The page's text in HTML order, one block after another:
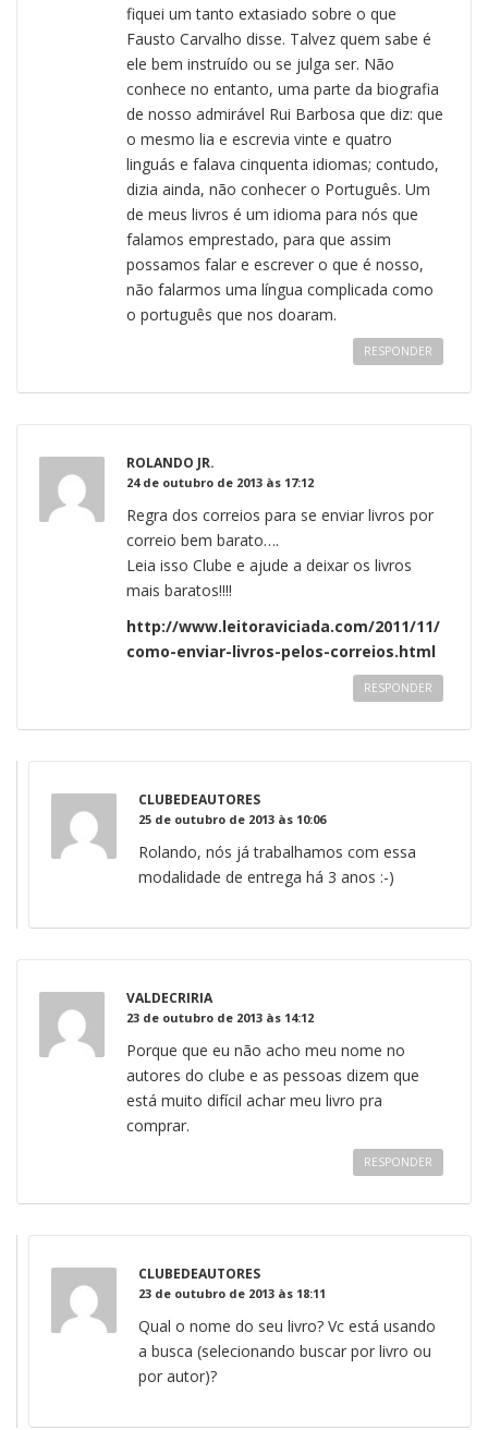
fiquei um tanto extasiado sobre o que
Fausto Carvalho disse. Talvez quem sabe é
ele bem instruído ou se julga ser. Não
conhece no entanto, uma parte da biografia
de nosso admirável Rui Barbosa que diz: que
o mesmo lia e escrevia vinte e quatro
linguás e falava cinquenta idiomas; contudo,
dizia ainda, não conhecer o Português. Um
de meus livros é um idioma para nós que
falamos emprestado, para que assim
possamos falar e escrever o que é nosso,
não falarmos uma língua complicada como
o português que nos doaram.
RESPONDER
ROLANDO JR.
24 de outubro de 2013 às 17:12
Regra dos correios para se enviar livros por
correio bem barato….
Leia isso Clube e ajude a deixar os livros
mais baratos!!!!
http://www.leitoraviciada.com/2011/11/
como-enviar-livros-pelos-correios.html
RESPONDER
CLUBEDEAUTORES
25 de outubro de 2013 às 10:06
Rolando, nós já trabalhamos com essa
modalidade de entrega há 3 anos :-)
VALDECRIRIA
23 de outubro de 2013 às 14:12
Porque que eu não acho meu nome no
autores do clube e as pessoas dizem que
está muito difícil achar meu livro pra
comprar.
RESPONDER
CLUBEDEAUTORES
23 de outubro de 2013 às 18:11
Qual o nome do seu livro? Vc está usando
a busca (selecionando buscar por livro ou
por autor)?